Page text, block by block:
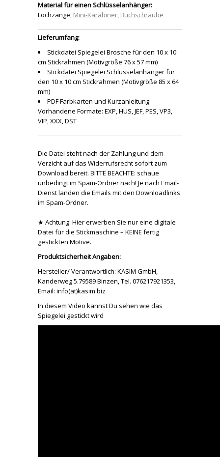
Material für einen Schlüsselanhänger:
Lochzange, Mini-Karabiner, Buchschraube
Lieferumfang:
Stickdatei Spiegelei Brosche für den 10 x 10
cm Stickrahmen (Motivgröße 76 x 57 mm)
Stickdatei Spiegelei Schlüsselanhänger für
den 10 x 10 cm Stickrahmen (Motivgröße 85 x 64
mm)
PDF Farbkarten und Kurzanleitung
Vorhandene Formate: EXP, HUS, JEF, PES, VP3,
VIP, XXX, DST
Die Datei steht nach der Zahlung und dem
Verzicht auf das Widerrufsrecht sofort zum
Download bereit. BITTE BEACHTE: schaue
unbedingt im Spam-Ordner nach! Je nach Email-
Dienst landen die Emails mit den Downloadlinks
im Spam-Ordner.
★ Achtung: Hier erwerben Sie nur eine digitale
Datei für die Stickmaschine – KEINE fertig
gestickten Motive.
Produktsicherheit Angaben:
Hersteller/ Verantwortlich: KASIM GmbH,
Kanderweg 5.79589 Binzen, Tel. 076217921353,
Email: info(at)kasim.biz
In diesem Video kannst Du sehen wie das
Spiegelei gestickt wird